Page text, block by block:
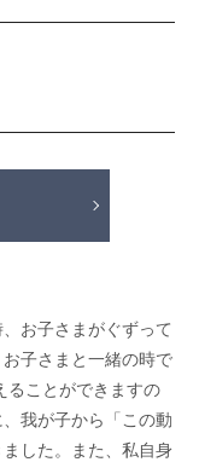
お子さまがぐずって
子さまと一緒の時で
ることができますの
我が子から「この動
した。また、私自身